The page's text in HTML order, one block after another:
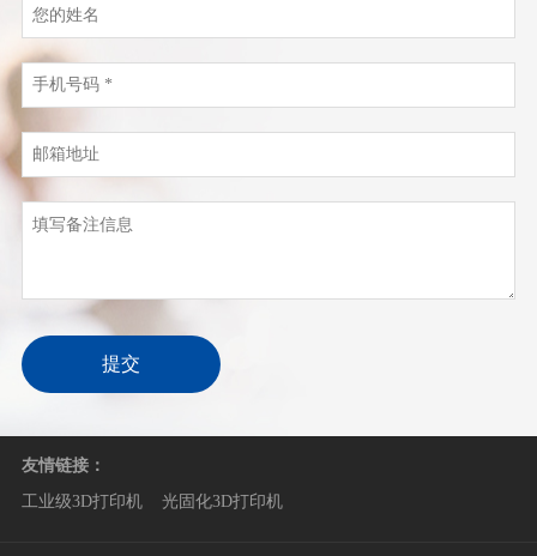
提交
友情链接：
工业级3D打印机
光固化3D打印机